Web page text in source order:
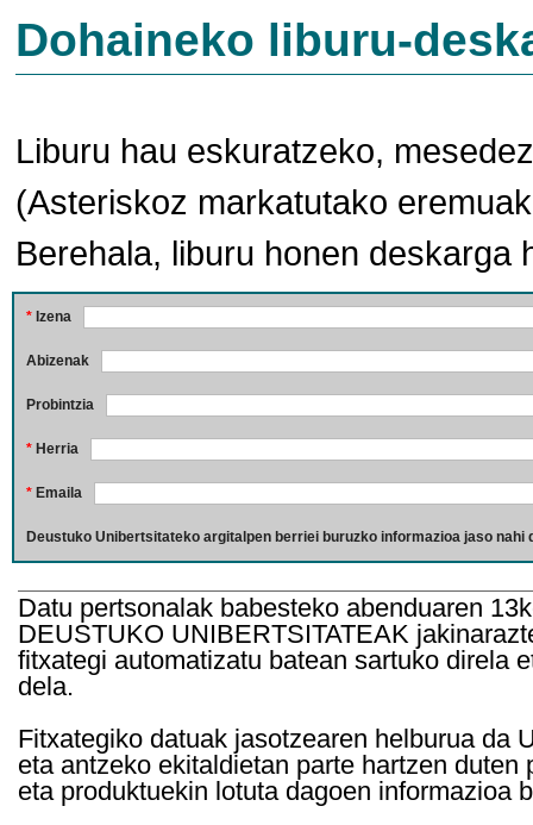
Dohaineko liburu-
Liburu hau eskuratzeko,
(Asteriskoz markatutako
Berehala, liburu honen deskarga
* Izena
Abizenak
Probintzia
* Herria
* Emaila
Deustuko Unibertsitateko argitalpen berriei buruzko informazioa jaso nahi
Datu pertsonalak babesteko abenduaren
DEUSTUKO UNIBERTSITATEAK
fitxategi automatizatu batean sartuko direla
dela.
Fitxategiko datuak jasotzearen helburua da
eta antzeko ekitaldietan parte hartzen
eta produktuekin lotuta dagoen informazioa